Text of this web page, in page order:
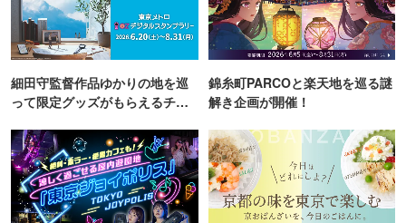
細田守監督作品ゆかりの地を巡
って限定グッズがもらえるチャ
錦糸町PARCOと楽天地を巡る謎
解き企画が開催！